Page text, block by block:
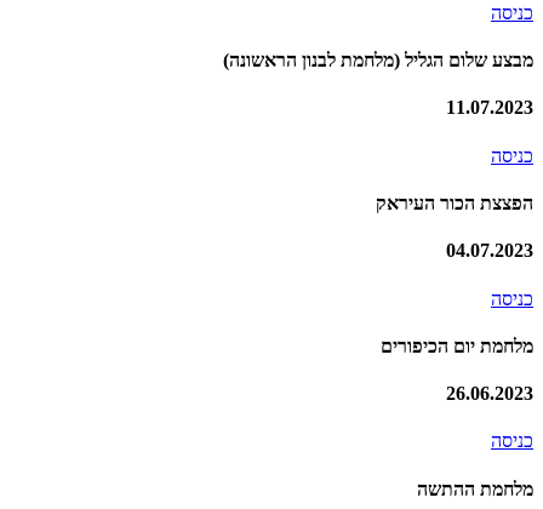
כניסה
מבצע שלום הגליל (מלחמת לבנון הראשונה)
11.07.2023
כניסה
הפצצת הכור העיראק
04.07.2023
כניסה
מלחמת יום הכיפורים
26.06.2023
כניסה
מלחמת ההתשה